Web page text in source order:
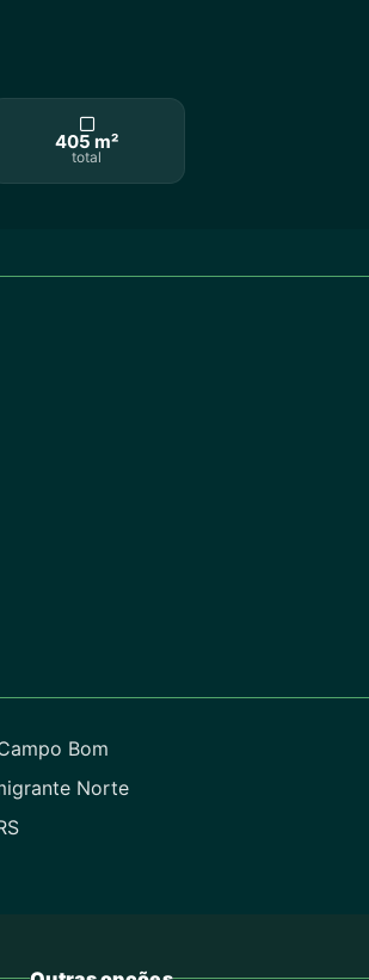
405 m²
total
Bom
Norte